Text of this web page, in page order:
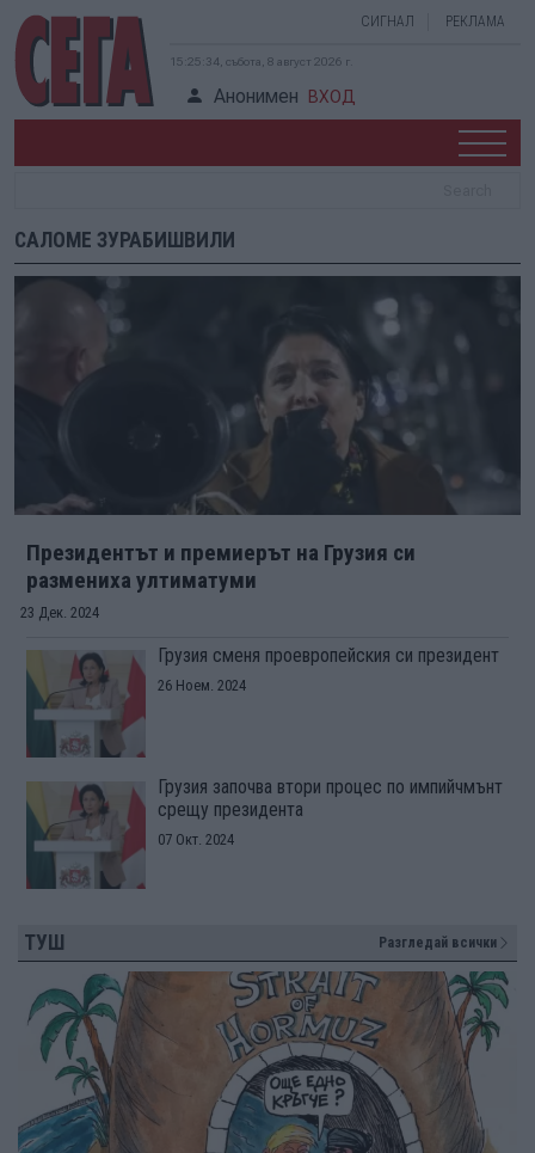
СИГНАЛ РЕКЛАМА
15:25:34, събота, 8 август 2026 г.
Анонимен ВХОД
САЛОМЕ ЗУРАБИШВИЛИ
Президентът и премиерът на Грузия си
размениха ултиматуми
23 Дек. 2024
Грузия сменя проевропейския си президент
26 Ноем. 2024
Грузия започва втори процес по импийчмънт
срещу президента
07 Окт. 2024
ТУШ Разгледай всички